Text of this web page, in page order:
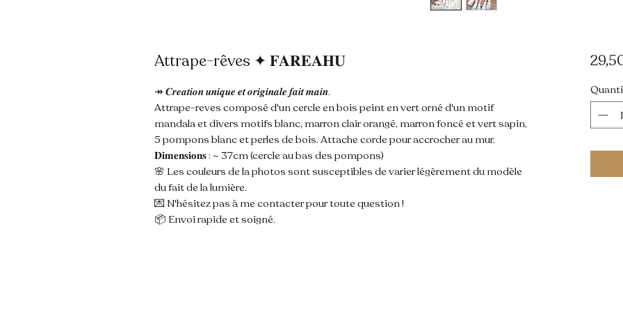
Attrape-rêves ✦ 𝐅𝐀𝐑𝐄𝐀𝐇𝐔
↠ 𝑪𝒓𝒆𝒂𝒕𝒊𝒐𝒏 𝒖𝒏𝒊𝒒𝒖𝒆 𝒆𝒕 𝒐𝒓𝒊𝒈𝒊𝒏𝒂𝒍𝒆 𝒇𝒂𝒊𝒕 𝒎𝒂𝒊𝒏.
Attrape-reves composé d'un cercle en bois peint en vert orné d'un motif
mandala et divers motifs blanc, marron clair orangé, marron foncé et vert sapin,
5 pompons blanc et perles de bois. Attache corde pour accrocher au mur.
𝐃𝐢𝐦𝐞𝐧𝐬𝐢𝐨𝐧𝐬 : ~ 37cm (cercle au bas des pompons)
🌸 Les couleurs de la photos sont susceptibles de varier légèrement du modèle
du fait de la lumière.
💌 N'hésitez pas à me contacter pour toute question !
📦 Envoi rapide et soigné.